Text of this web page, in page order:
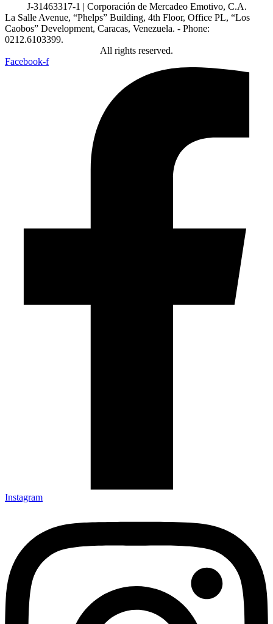
J-31463317-1 | Corporación de Mercadeo Emotivo, C.A.
La Salle Avenue, “Phelps” Building, 4th Floor, Office PL, “Los
Caobos” Development, Caracas, Venezuela. - Phone:
0212.6103399.
All rights reserved.
Facebook-f
Instagram